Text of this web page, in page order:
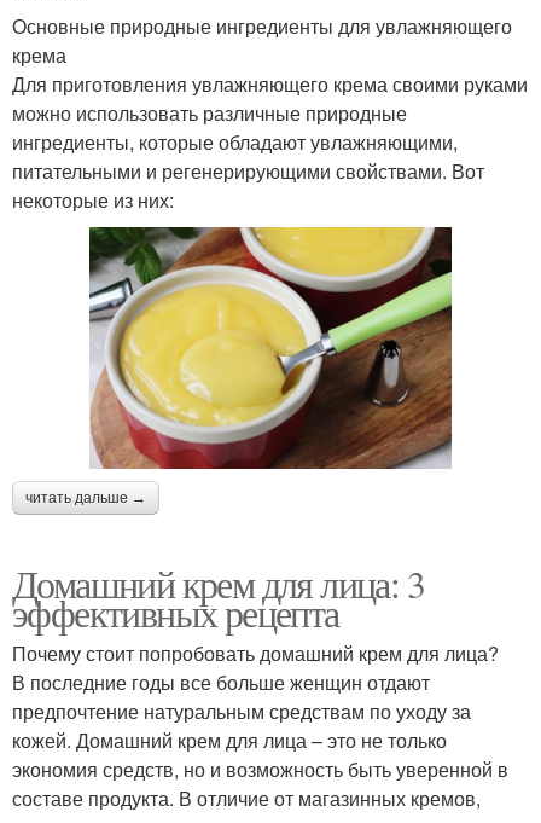
Основные природные ингредиенты для увлажняющего
крема
Для приготовления увлажняющего крема своими руками
можно использовать различные природные
ингредиенты, которые обладают увлажняющими,
питательными и регенерирующими свойствами. Вот
некоторые из них:
читать дальше →
Домашний крем для лица: 3
эффективных рецепта
Почему стоит попробовать домашний крем для лица?
В последние годы все больше женщин отдают
предпочтение натуральным средствам по уходу за
кожей. Домашний крем для лица – это не только
экономия средств, но и возможность быть уверенной в
составе продукта. В отличие от магазинных кремов,